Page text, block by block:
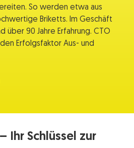
So werden etwa aus
Briketts. Im Geschäft
über 90 Jahre Erfahrung. CTO
Erfolgsfaktor Aus- und
Ihr Schlüssel zur